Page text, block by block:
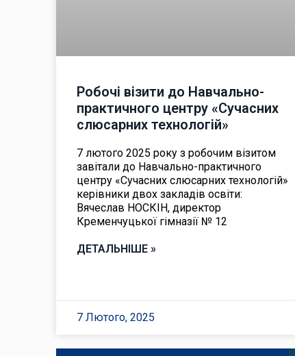
Робочі візити до Навчально-
практичного центру «Сучасних
слюсарних технологій»
7 лютого 2025 року з робочим візитом
завітали до Навчально-практичного
центру «Сучасних слюсарних технологій»
керівники двох закладів освіти:
Вячеслав НОСКІН, директор
Кременчуцької гімназії № 12
ДЕТАЛЬНІШЕ »
7 Лютого, 2025